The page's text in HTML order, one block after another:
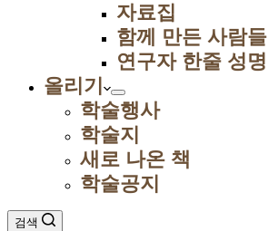
자료집
함께 만든 사람들
연구자 한줄 성명
올리기
학술행사
학술지
새로 나온 책
학술공지
검색